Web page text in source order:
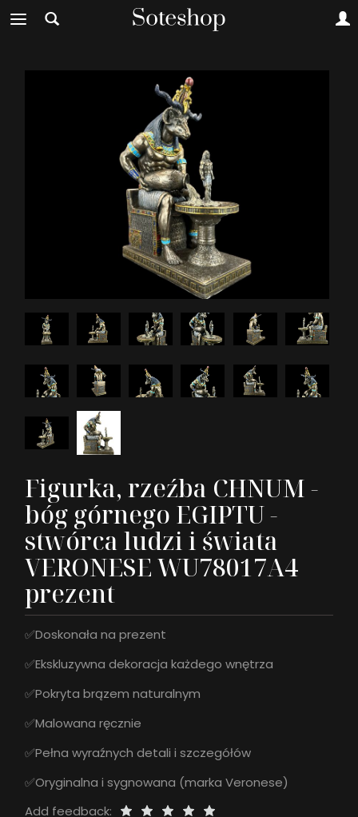
Figurka, rzeźba CHNUM -
bóg górnego EGIPTU -
stwórca ludzi i świata
VERONESE WU78017A4
prezent
✅Doskonała na prezent
✅Ekskluzywna dekoracja każdego wnętrza
✅Pokryta brązem naturalnym
✅Malowana ręcznie
✅Pełna wyraźnych detali i szczegółów
✅Oryginalna i sygnowana (marka Veronese)
Add feedback: